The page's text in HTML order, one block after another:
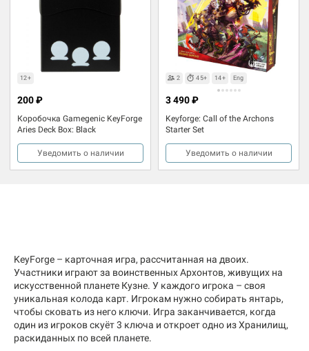
12+
Коробочка Gamegenic KeyForge
Aries Deck Box: Black
200 ₽
Уведомить о наличии
2 45+ 14+ Eng
Keyforge: Сall of the Archons
Starter Set
3 490 ₽
Уведомить о наличии
KeyForge – карточная игра, рассчитанная на двоих.
Участники играют за воинственных Архонтов, живущих на
искусственной планете Кузне. У каждого игрока – своя
уникальная колода карт. Игрокам нужно собирать янтарь,
чтобы сковать из него ключи. Игра заканчивается, когда
один из игроков скуёт 3 ключа и откроет одно из Хранилищ,
раскиданных по всей планете.